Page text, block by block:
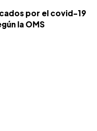
por el covid-19
la OMS